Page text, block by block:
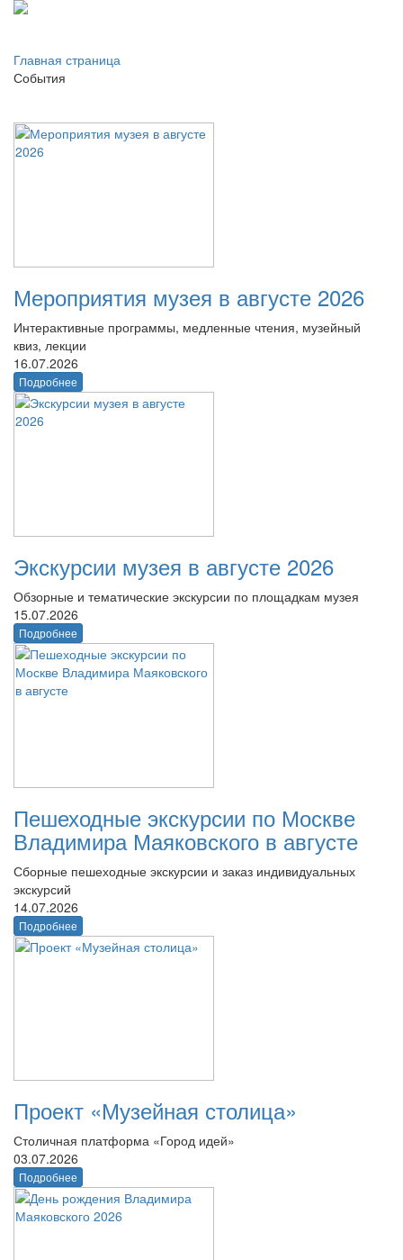
Главная страница
События
Мероприятия музея в августе 2026
Интерактивные программы, медленные чтения, музейный
квиз, лекции
16.07.2026
Подробнее
Экскурсии музея в августе 2026
Обзорные и тематические экскурсии по площадкам музея
15.07.2026
Подробнее
Пешеходные экскурсии по Москве
Владимира Маяковского в августе
Сборные пешеходные экскурсии и заказ индивидуальных
экскурсий
14.07.2026
Подробнее
Проект «Музейная столица»
Столичная платформа «Город идей»
03.07.2026
Подробнее